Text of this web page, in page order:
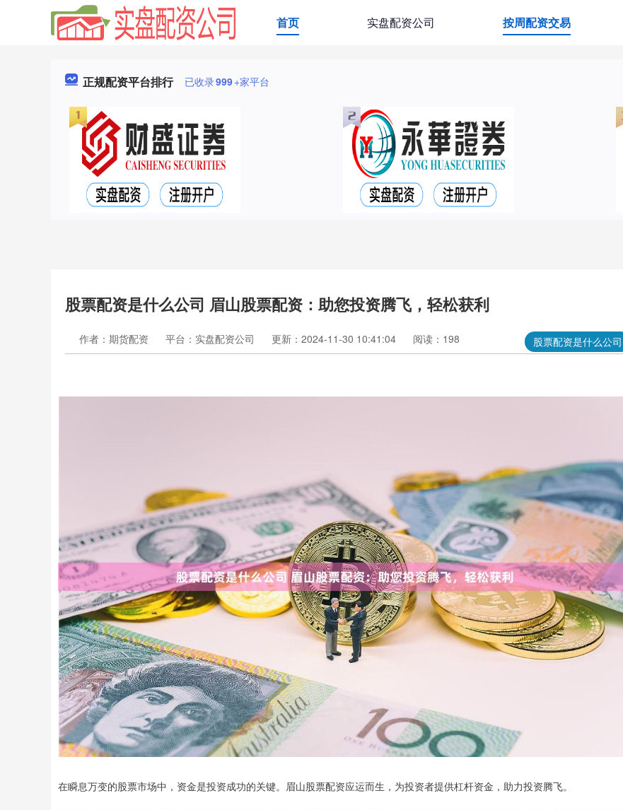
首页 实盘配资公司 按周配资交易
正规配资平台排行 已收录999+家平台
股票配资是什么公司 眉山股票配资：助您投资腾飞，轻松获利
股票配资是什么公司
作者：期货配资 平台：实盘配资公司 更新：2024-11-30 10:41:04 阅读：198
在瞬息万变的股票市场中，资金是投资成功的关键。眉山股票配资应运而生，为投资者提供杠杆资金，助力投资腾飞。